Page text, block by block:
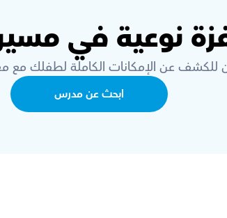
نوعية في
للكشف عن الإمكانات الكاملة لطفلك مع
ابحث عن مدرس